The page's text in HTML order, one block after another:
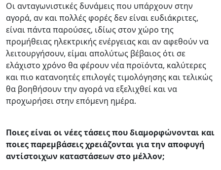
Οι ανταγωνιστικές δυνάμεις που υπάρχουν στην
αγορά, αν και πολλές φορές δεν είναι ευδιάκριτες,
είναι πάντα παρούσες, ιδίως στον χώρο της
προμήθειας ηλεκτρικής ενέργειας και αν αφεθούν να
λειτουργήσουν, είμαι απολύτως βέβαιος ότι σε
ελάχιστο χρόνο θα φέρουν νέα προϊόντα, καλύτερες
και πιο κατανοητές επιλογές τιμολόγησης και τελικώς
θα βοηθήσουν την αγορά να εξελιχθεί και να
προχωρήσει στην επόμενη ημέρα.
Ποιες είναι οι νέες τάσεις που διαμορφώνονται και
ποιες παρεμβάσεις χρειάζονται για την αποφυγή
αντίστοιχων καταστάσεων στο μέλλον;